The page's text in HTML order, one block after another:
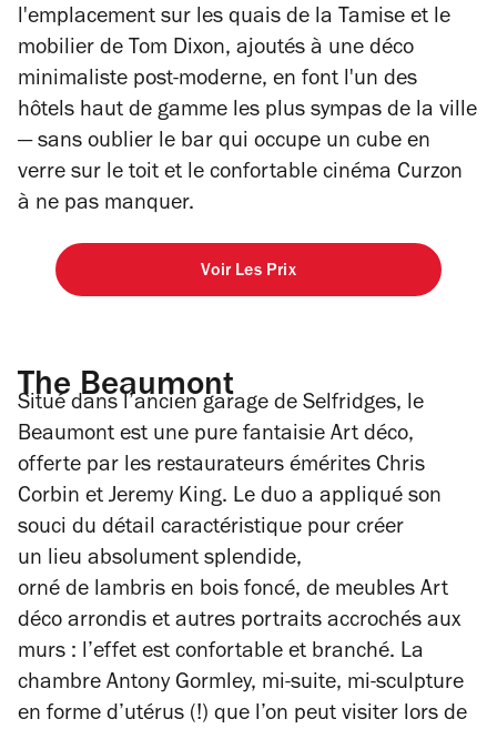
l'emplacement sur les quais de la Tamise et le
mobilier de Tom Dixon, ajoutés à une déco
minimaliste post-moderne, en font l'un des
hôtels haut de gamme les plus sympas de la ville
— sans oublier le bar qui occupe un cube en
verre sur le toit et le confortable cinéma Curzon
à ne pas manquer.
Voir Les Prix
The Beaumont
Situé dans l’ancien garage de Selfridges, le
Beaumont est une pure fantaisie Art déco,
offerte par les restaurateurs émérites Chris
Corbin et Jeremy King. Le duo a appliqué son
souci du détail caractéristique pour créer
un lieu absolument splendide,
orné de lambris en bois foncé, de meubles Art
déco arrondis et autres portraits accrochés aux
murs : l’effet est confortable et branché. La
chambre Antony Gormley, mi-suite, mi-sculpture
en forme d’utérus (!) que l’on peut visiter lors de